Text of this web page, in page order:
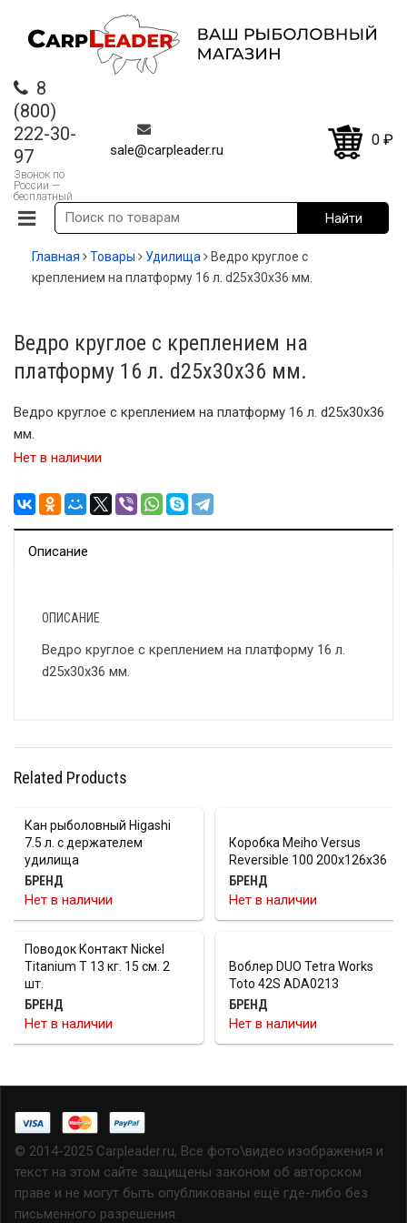
8
(800)
222-30-
97
Звонок по
России —
бесплатный
sale@carpleader.ru
0 ₽
Главная Товары Удилища
Ведро круглое c
креплением на платформу 16 л. d25х30х36 мм.
Ведро круглое c креплением на
платформу 16 л. d25х30х36 мм.
Ведро круглое c креплением на платформу 16 л. d25х30х36
мм.
Нет в наличии
Описание
ОПИСАНИЕ
Ведро круглое c креплением на платформу 16 л.
d25х30х36 мм.
Related Products
Кан рыболовный Higashi
7.5 л. с держателем
удилища
БРЕНД
Нет в наличии
Коробка Meiho Versus
Reversible 100 200х126х36
БРЕНД
Нет в наличии
Поводок Контакт Nickel
Titanium T 13 кг. 15 см. 2
шт.
БРЕНД
Нет в наличии
Воблер DUO Tetra Works
Toto 42S ADA0213
БРЕНД
Нет в наличии
© 2014-2025 Carpleader.ru, Все фото\видео изображения и
текст на этом сайте защищены законом об авторском
праве и не могут быть опубликованы ещё где-либо без
письменного разрешения.